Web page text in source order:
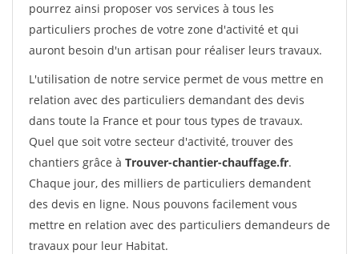
pourrez ainsi proposer vos services à tous les
particuliers proches de votre zone d'activité et qui
auront besoin d'un artisan pour réaliser leurs travaux.
L'utilisation de notre service permet de vous mettre en
relation avec des particuliers demandant des devis
dans toute la France et pour tous types de travaux.
Quel que soit votre secteur d'activité, trouver des
chantiers grâce à Trouver-chantier-chauffage.fr.
Chaque jour, des milliers de particuliers demandent
des devis en ligne. Nous pouvons facilement vous
mettre en relation avec des particuliers demandeurs de
travaux pour leur Habitat.